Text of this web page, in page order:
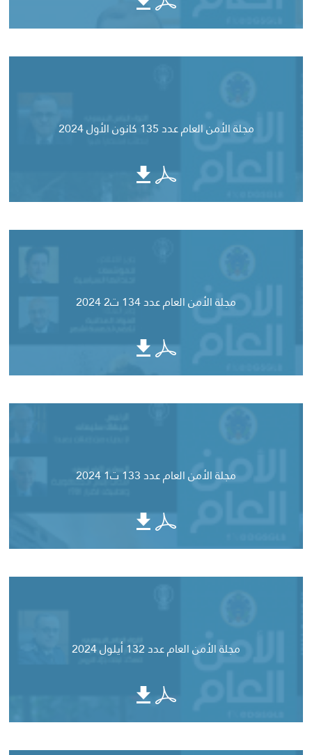
مجلة الأمن العام عدد 135 كانون الأول 2024
مجلة الأمن العام عدد 134 ت2 2024
مجلة الأمن العام عدد 133 ت1 2024
مجلة الأمن العام عدد 132 أيلول 2024